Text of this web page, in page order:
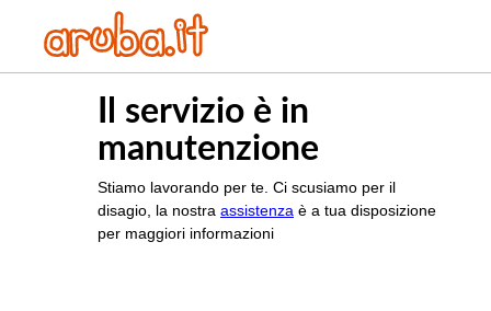
Il servizio è in
manutenzione
Stiamo lavorando per te. Ci scusiamo per il
disagio, la nostra assistenza è a tua disposizione
per maggiori informazioni